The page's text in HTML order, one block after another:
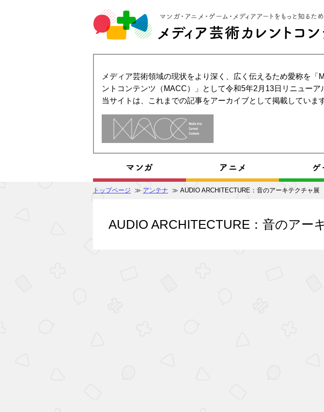
メディア芸術領域の現状をより深く、広く伝えるため愛称を
ントコンテンツ（MACC）」として令和5年2月13日リニューア
当サイトは、これまでの記事をアーカイブとして掲載しています
トップページ ≫ アンテナ ≫ AUDIO ARCHITECTURE：音のアーキテクチャ展
AUDIO ARCHITECTURE：音のアー